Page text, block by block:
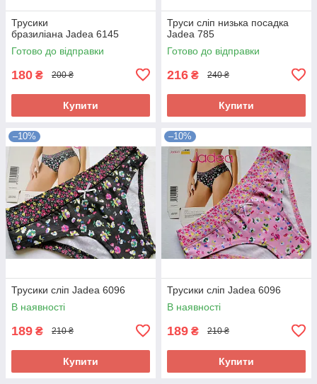
Трусики
бразиліана Jadea 6145
Готово до відправки
180 ₴ 200 ₴
Купити
Труси сліп низька посадка
Jadea 785
Готово до відправки
216 ₴ 240 ₴
Купити
–10%
Трусики сліп Jadea 6096
В наявності
189 ₴ 210 ₴
Купити
–10%
Трусики сліп Jadea 6096
В наявності
189 ₴ 210 ₴
Купити